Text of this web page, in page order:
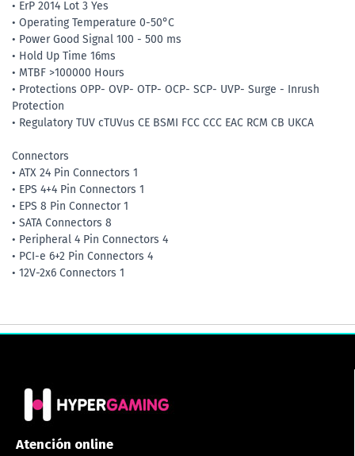
• ErP 2014 Lot 3 Yes
• Operating Temperature 0-50°C
• Power Good Signal 100 - 500 ms
• Hold Up Time 16ms
• MTBF >100000 Hours
• Protections OPP- OVP- OTP- OCP- SCP- UVP- Surge - Inrush
Protection
• Regulatory TUV cTUVus CE BSMI FCC CCC EAC RCM CB UKCA
Connectors
• ATX 24 Pin Connectors 1
• EPS 4+4 Pin Connectors 1
• EPS 8 Pin Connector 1
• SATA Connectors 8
• Peripheral 4 Pin Connectors 4
• PCI-e 6+2 Pin Connectors 4
• 12V-2x6 Connectors 1
Atención online